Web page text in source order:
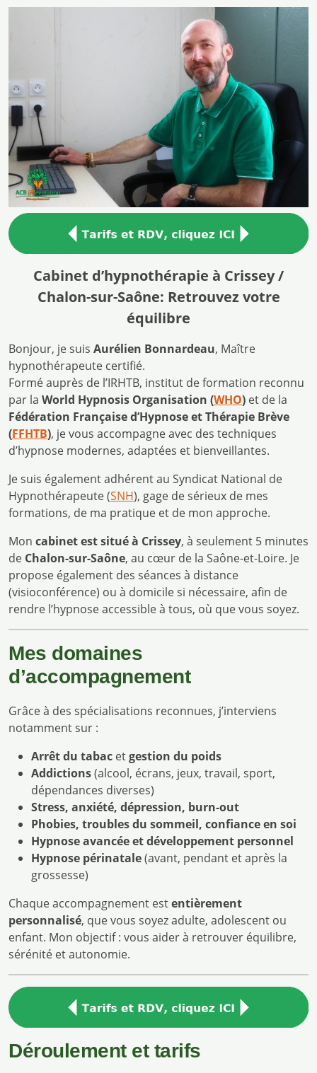
Cabinet d’hypnothérapie à Crissey /
Chalon-sur-Saône: Retrouvez votre
équilibre
Bonjour, je suis Aurélien Bonnardeau, Maître
hypnothérapeute certifié.
Formé auprès de l’IRHTB, institut de formation reconnu
par la World Hypnosis Organisation (WHO) et de la
Fédération Française d’Hypnose et Thérapie Brève
(FFHTB), je vous accompagne avec des techniques
d’hypnose modernes, adaptées et bienveillantes.
Je suis également adhérent au Syndicat National de
Hypnothérapeute (SNH), gage de sérieux de mes
formations, de ma pratique et de mon approche.
Mon cabinet est situé à Crissey, à seulement 5 minutes
de Chalon-sur-Saône, au cœur de la Saône-et-Loire. Je
propose également des séances à distance
(visioconférence) ou à domicile si nécessaire, afin de
rendre l’hypnose accessible à tous, où que vous soyez.
Mes domaines
d’accompagnement
Grâce à des spécialisations reconnues, j’interviens
notamment sur :
Arrêt du tabac etgestion du poids
Addictions(alcool, écrans, jeux, travail, sport,
dépendances diverses)
Stress, anxiété, dépression, burn-out
Phobies, troubles du sommeil, confiance en soi
Hypnose avancée et développement personnel
Hypnose périnatale(avant, pendant et après la
grossesse)
Chaque accompagnement estentièrement
personnalisé, que vous soyez adulte, adolescent ou
enfant. Mon objectif : vous aider à retrouver équilibre,
sérénité et autonomie.
Déroulement et tarifs